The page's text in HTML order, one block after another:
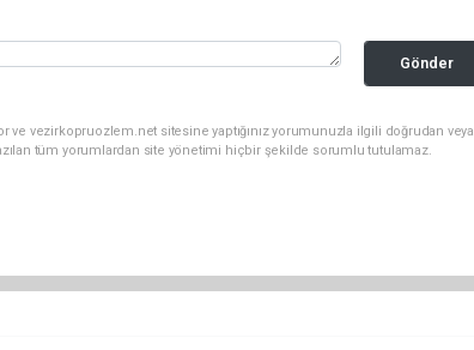
Gönder
ve vezirkopruozlem.net sitesine yaptığınız yorumunuzla ilgili doğrudan veya
tüm yorumlardan site yönetimi hiçbir şekilde sorumlu tutulamaz.